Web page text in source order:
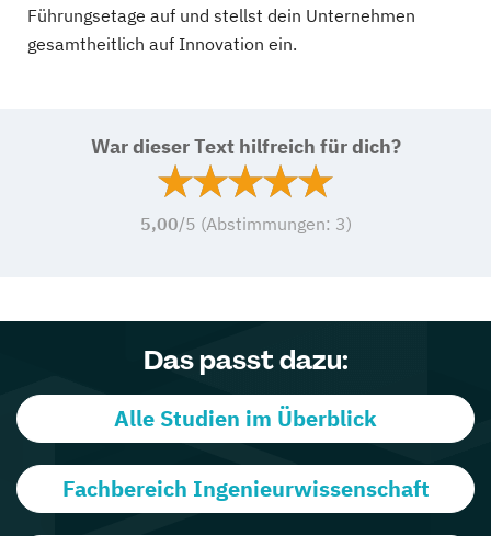
Führungsetage auf und stellst dein Unternehmen
gesamtheitlich auf Innovation ein.
War dieser Text hilfreich für dich?
5,00/5 (Abstimmungen: 3)
Das passt dazu:
Alle Studien im Überblick
Fachbereich Ingenieurwissenschaft